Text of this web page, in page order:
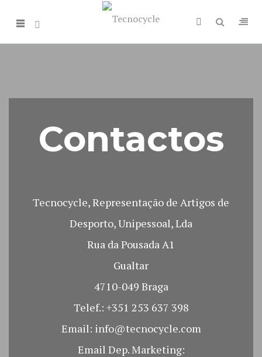
Contactos
Tecnocycle, Representação de Artigos de
Desporto, Unipessoal, Lda
Rua da Pousada A1
Gualtar
4710-049 Braga
Telef.: +351 253 637 398
Email: info@tecnocycle.com
Email Dep. Marketing: